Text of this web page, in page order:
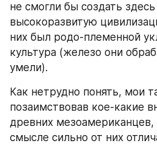
не смогли бы создать
высокоразвитую
них был родо-племенной
культура (железо они
умели).
Как нетрудно понять, мои
позаимствовав кое-какие
древних мезоамериканцев,
смысле сильно от них